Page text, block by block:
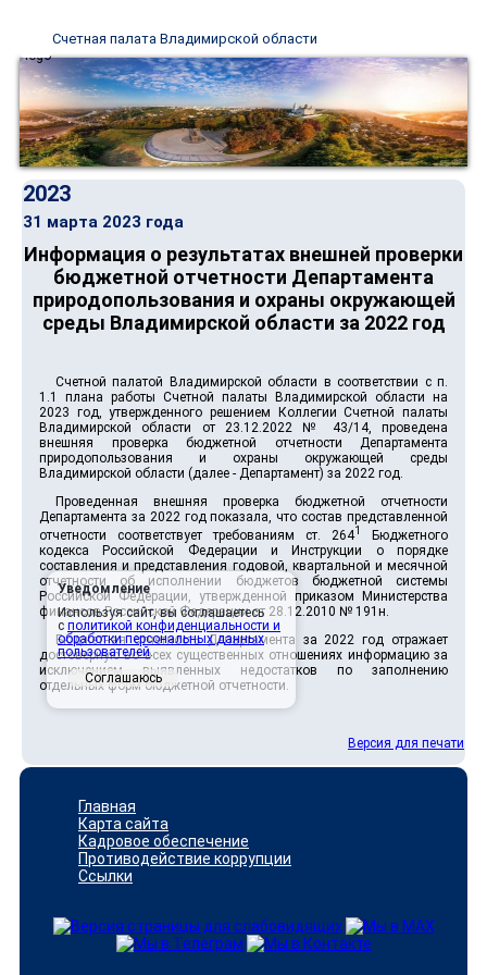
Счетная палата Владимирской области
2023
31 марта 2023 года
Информация о результатах внешней проверки
бюджетной отчетности Департамента
природопользования и охраны окружающей
среды Владимирской области за 2022 год
Счетной палатой Владимирской области в соответствии с п.
1.1 плана работы Счетной палаты Владимирской области на
2023 год, утвержденного решением Коллегии Счетной палаты
Владимирской области от 23.12.2022 № 43/14, проведена
внешняя проверка бюджетной отчетности Департамента
природопользования и охраны окружающей среды
Владимирской области (далее ‑ Департамент) за 2022 год.
Проведенная внешняя проверка бюджетной отчетности
Департамента за 2022 год показала, что состав представленной
отчетности соответствует требованиям ст. 2641
Бюджетного
кодекса Российской Федерации и Инструкции о порядке
составления и представления годовой, квартальной и месячной
отчетности об исполнении бюджетов бюджетной системы
Российской Федерации, утвержденной приказом Министерства
финансов Российской Федерации от 28.12.2010 № 191н.
Бюджетная отчетность Департамента за 2022 год отражает
достоверную во всех существенных отношениях информацию за
исключением выявленных недостатков по заполнению
отдельных форм бюджетной отчетности.
Версия для печати
Главная
Карта сайта
Кадровое обеспечение
Противодействие коррупции
Ссылки
Уведомление
Используя сайт, вы соглашаетесь
с политикой конфиденциальности и
обработки персональных данных
пользователей.
Соглашаюсь